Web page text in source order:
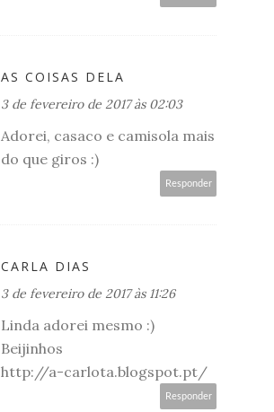
AS COISAS DELA
3 de fevereiro de 2017 às 02:03
Adorei, casaco e camisola mais
do que giros :)
Responder
CARLA DIAS
3 de fevereiro de 2017 às 11:26
Linda adorei mesmo :)
Beijinhos
http://a-carlota.blogspot.pt/
Responder